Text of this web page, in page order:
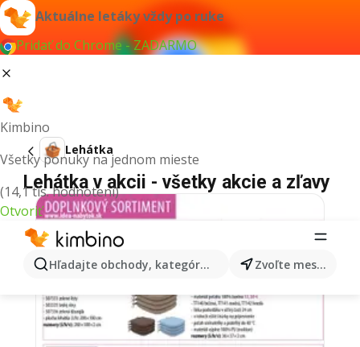
Aktuálne letáky vždy po ruke
Pridať do Chrome - ZADARMO
Kimbino
Všetky ponuky na jednom mieste
(14,1 tis. hodnotení)
Otvoriť
Hľadajte obchody, kategórie, produkty... Zvoľte mesto
Lehátka
Lehátka v akcii - všetky akcie a zľavy